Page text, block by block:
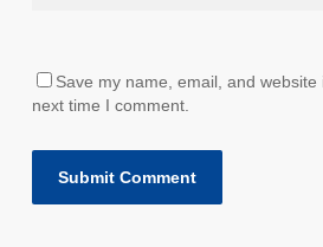
Save my name, email, and
next time I comment.